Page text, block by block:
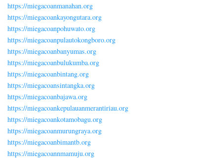
https://miegacoanmanahan.org
https://miegacoankayongutara.org
https://miegacoanpohuwato.org
https://miegacoanpulautokongboro.org
https://miegacoanbanyumas.org
https://miegacoanbulukumba.org
https://miegacoanbintang.org
https://miegacoansintangka.org
https://miegacoanbajawa.org
https://miegacoankepulauanmerantiriau.org
https://miegacoankotamobagu.org
https://miegacoanmurungraya.org
https://miegacoanbimantb.org
https://miegacoannmamuju.org